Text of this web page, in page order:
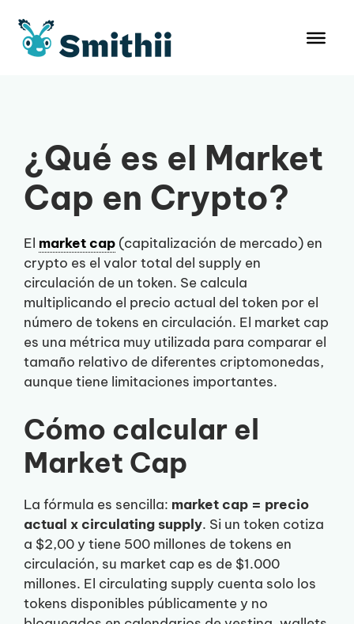
contenido
¿Qué es el Market
Cap en Crypto?
El market cap (capitalización de mercado) en
crypto es el valor total del supply en
circulación de un token. Se calcula
multiplicando el precio actual del token por el
número de tokens en circulación. El market cap
es una métrica muy utilizada para comparar el
tamaño relativo de diferentes criptomonedas,
aunque tiene limitaciones importantes.
Cómo calcular el
Market Cap
La fórmula es sencilla: market cap = precio
actual x circulating supply. Si un token cotiza
a $2,00 y tiene 500 millones de tokens en
circulación, su market cap es de $1.000
millones. El circulating supply cuenta solo los
tokens disponibles públicamente y no